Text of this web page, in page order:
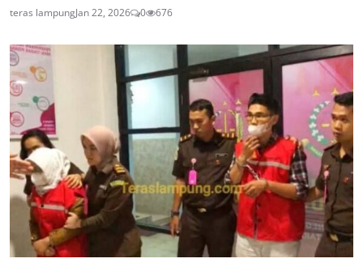
teras lampungJan 22, 2026 0 676